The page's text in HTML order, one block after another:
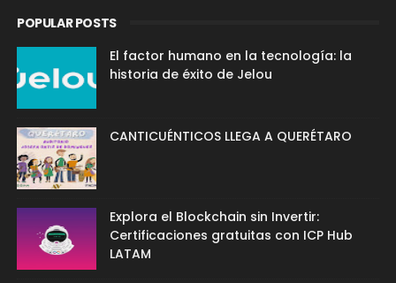
POPULAR POSTS
El factor humano en la tecnología: la
historia de éxito de Jelou
CANTICUÉNTICOS LLEGA A QUERÉTARO
Explora el Blockchain sin Invertir:
Certificaciones gratuitas con ICP Hub
LATAM